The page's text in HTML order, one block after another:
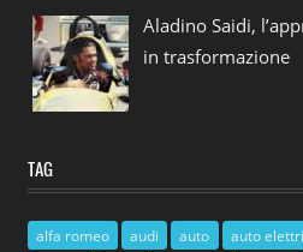
Aladino Saidi,
in trasformazione
TAG
alfa romeo audi auto auto